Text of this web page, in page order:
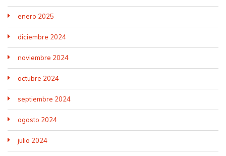
enero 2025
diciembre 2024
noviembre 2024
octubre 2024
septiembre 2024
agosto 2024
julio 2024